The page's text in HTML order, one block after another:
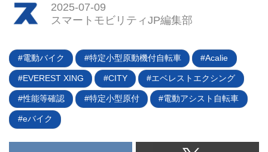
2025-07-09
スマートモビリティJP編集部
電動バイク 特定小型原動機付自転車 Acalie
EVEREST XING CITY エベレストエクシング
性能等確認 特定小型原付 電動アシスト自転車
eバイク